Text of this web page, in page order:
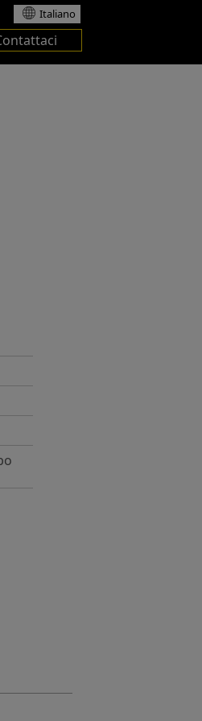
Italiano